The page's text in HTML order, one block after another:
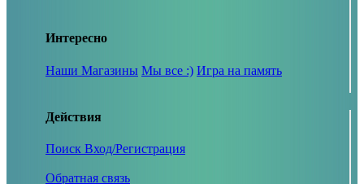
Интересно
Наши Магазины Мы все :) Игра на память
Действия
Поиск Вход/Регистрация
Обратная связь